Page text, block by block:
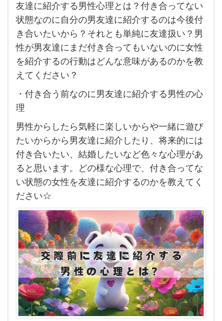
友達
に紹
介す
る男
性心
理と
は？
合っ
て
な
い状
態な
の
に自
分の
男友
達に
紹介
す
る
友達に紹介する男性心理とは？付き合ってない
状態なのに自分の男友達に紹介するのは今後付
き合いたいから？それとも単純に友達扱い？男
性が男友達にまだ付き合ってもいないのに女性
を紹介するの行動はどんな意味があるのかを教
えてください？
・付き合う前なのに男友達に紹介する男性の心
理
男性からしたら気軽に楽しいからや一緒に遊び
たいからから男友達に紹介したり、将来的には
付き合いたい、結婚したいなど色々な心理があ
ると思います。どの様な心理で、付き合ってな
い状態の女性を友達に紹介するのかを教えてく
ださい☆